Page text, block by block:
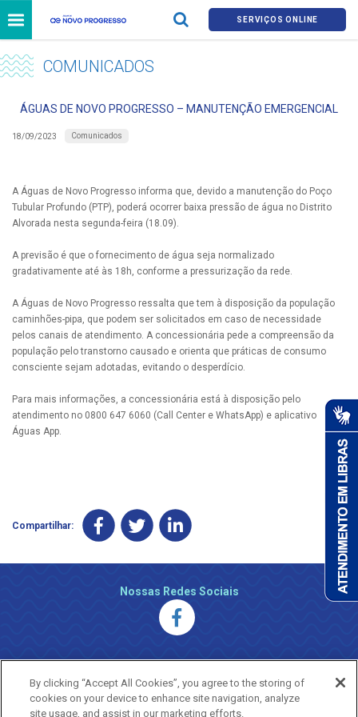
SERVIÇOS ONLINE
COMUNICADOS
ÁGUAS DE NOVO PROGRESSO – MANUTENÇÃO EMERGENCIAL
18/09/2023 Comunicados
A Águas de Novo Progresso informa que, devido a manutenção do Poço
Tubular Profundo (PTP), poderá ocorrer baixa pressão de água no Distrito
Alvorada nesta segunda-feira (18.09).
A previsão é que o fornecimento de água seja normalizado
gradativamente até às 18h, conforme a pressurização da rede.
A Águas de Novo Progresso ressalta que tem à disposição da população
caminhões-pipa, que podem ser solicitados em caso de necessidade
pelos canais de atendimento. A concessionária pede a compreensão da
população pelo transtorno causado e orienta que práticas de consumo
consciente sejam adotadas, evitando o desperdício.
Para mais informações, a concessionária está à disposição pelo
atendimento no 0800 647 6060 (Call Center e WhatsApp) e aplicativo
Águas App.
Compartilhar:
Nossas Redes Sociais
By clicking “Accept All Cookies”, you agree to the storing of
cookies on your device to enhance site navigation, analyze
site usage, and assist in our marketing efforts.